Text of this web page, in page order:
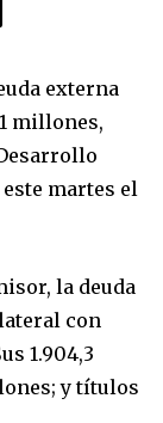
externa
millones,
martes el
la deuda
con
1.904,3
y títulos